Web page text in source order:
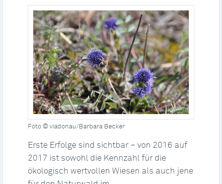
Foto © viadonau/Barbara Becker
Erste Erfolge sind sichtbar – von 2016 auf
2017 ist sowohl die Kennzahl für die
ökologisch wertvollen Wiesen als auch jene